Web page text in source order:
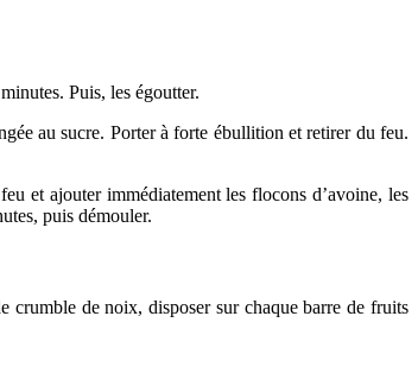
Puis, les égoutter.
au sucre. Porter à forte ébullition et retirer du feu.
et ajouter immédiatement les flocons d’avoine, les
puis démouler.
crumble de noix, disposer sur chaque barre de fruits